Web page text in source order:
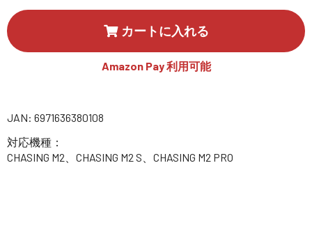
SEKIDO 会社概要
カートに入れる
Amazon Pay 利用可能
JAN: 6971636380108
対応機種：
CHASING M2、CHASING M2 S、CHASING M2 PRO